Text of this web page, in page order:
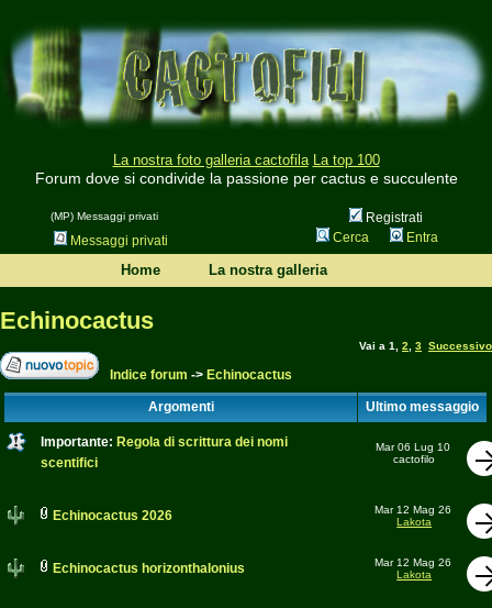
La nostra foto galleria cactofila La top 100
Forum dove si condivide la passione per cactus e succulente
(MP) Messaggi privati
Registrati
Messaggi privati
Cerca Entra
Home La nostra galleria
Echinocactus
Vai a 1 2 3 Successivo
Indice forum -> Echinocactus
Argomenti Ultimo messaggio
Importante: Regola di scrittura dei nomi
scentifici
Mar 06 Lug 10
cactofilo
Echinocactus 2026
Mar 12 Mag 26
Lakota
Echinocactus horizonthalonius
Mar 12 Mag 26
Lakota